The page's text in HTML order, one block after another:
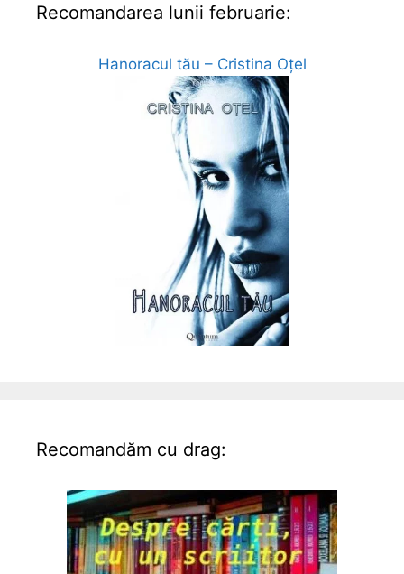
Recomandarea lunii februarie:
Hanoracul tău – Cristina Oțel
Recomandăm cu drag: